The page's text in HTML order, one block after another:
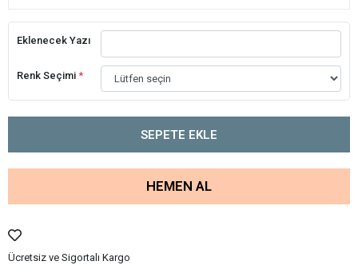
Eklenecek Yazı
Renk Seçimi *
SEPETE EKLE
HEMEN AL
Ücretsiz ve Sigortalı Kargo